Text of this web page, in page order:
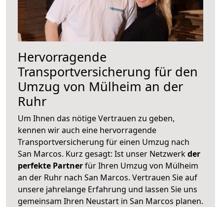
Hervorragende
Transportversicherung für den
Umzug von Mülheim an der
Ruhr
Um Ihnen das nötige Vertrauen zu geben,
kennen wir auch eine hervorragende
Transportversicherung für einen Umzug nach
San Marcos. Kurz gesagt: Ist unser Netzwerkder
perfekte Partnerfür Ihren Umzug von Mülheim
an der Ruhr nach San Marcos. Vertrauen Sie auf
unsere jahrelange Erfahrung und lassen Sie uns
gemeinsam Ihren Neustart in San Marcos planen.